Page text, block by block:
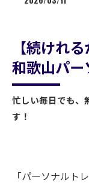
【続けれ
和歌山パ
忙しい毎日でも、
す！
「パーソナルト